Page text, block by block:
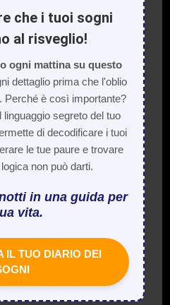
che i tuoi sogni
al risveglio!
ogni mattina su questo
dettaglio prima che l'oblio
Perché è così importante?
segreto del tuo
di decodificare i tuoi
le tue paure e trovare
non può darti.
in una guida per
vita.
IL TUO DIARIO DEI